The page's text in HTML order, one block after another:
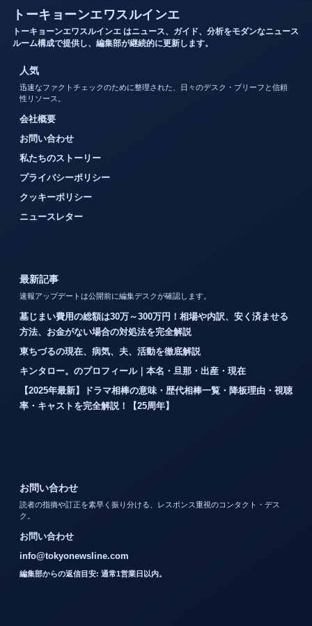
トーキョーンエワスルインエ
トーキョーンエワスルインエ はニュース、ガイド、分析をモダンなニュース
ルーム構成で提供し、編集部が継続的に更新します。
人気
迅速なファクトチェックのために整理された、日々のデスク・ブリーフと信頼
性リソース。
会社概要
お問い合わせ
私たちのストーリー
プライバシーポリシー
クッキーポリシー
ニュースレター
最新記事
速報アップデートは公開前に編集デスクが確認します。
墓じまい費用の総額は30万～300万円！相場や内訳、安く済ませる
方法、お金がない場合の対処法を完全解説
東ちづるの現在、病気、夫、活動を徹底解説
キンタロー。のプロフィール｜本名・旦那・出産・現在
【2025年最新】ドラマ相棒の意味・歴代相棒一覧・降板理由・視聴
率・キャストを完全解説！【25周年】
お問い合わせ
読者の指摘や訂正を素早く振り分ける、レスポンス重視のコンタクト・デス
ク。
お問い合わせ
info@tokyonewsline.com
編集部からの返信目安: 通常1営業日以内。